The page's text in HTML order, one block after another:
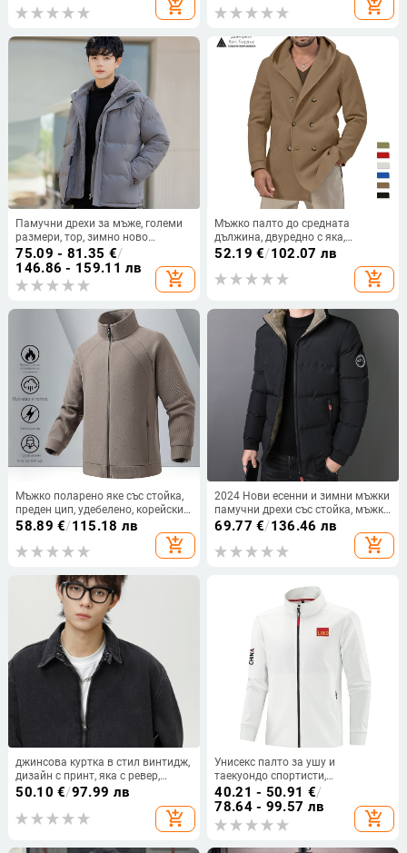
add_shopping_cart
класическа яка, 51-70% памукadd_shopping_cart
Памучни дрехи за мъже, големи
размери, тор, зимно ново
фалшиво двукомпонентно палто
с качулка от полар с памучна
подплата
75.09 - 81.35 €/
146.86 - 159.11 лв
add_shopping_cart
Мъжко палто до средната
дължина, двуредно с яка,
памук‑смесен плат (60%
полиестер (60%)
52.19 €/102.07 лв
add_shopping_cart
Мъжко поларено яке със стойка,
преден цип, удебелено, корейски
стил
58.89 €/115.18 лв
add_shopping_cart
2024 Нови есенни и зимни мъжки
памучни дрехи със стойка, мъжки
удебелени дрехи, памучни якета,
69.77 €/136.46 лв
add_shopping_cart
джинсова куртка в стил винтидж,
дизайн с принт, яка с ревер,
ципово закопчаване, свободен
50.10 €/97.99 лв
add_shopping_cart
Унисекс палто за ушу и
таекуондо спортисти,
тренировъчно спортно яке в стил
на движение, дълги ръкави,
корейска коприна, 95% полиестер
40.21 - 50.91 €/
78.64 - 99.57 лв
add_shopping_cart